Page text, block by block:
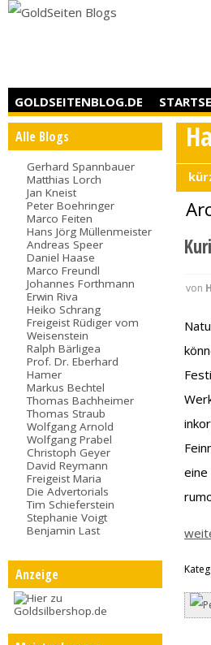
GOLDSEITENBLOG.DE
Alle Blogs
Gerhard Spannbauer
Matthias Lorch
Jan Kneist
Peter Boehringer
Marco Feiten
Hans Jörg Müllenmeister
Andreas Speer
Daniel Haase
Marco Freundl
Johannes Forthmann
Erwin Riva
Heiko Schrang
Freigeist Rüdiger vom
Weisenstein
Ralph Bärligea
Prof. Dr. Eberhard
Hamer
Markus Bechtel
Thomas Bachheimer
Thomas Straub
Wolfgang Arnold
Wolfgang Prabel
Christoph Geyer
David Reymann
Freigeist Maria
Die Advertorials
Tim Schieferstein
Stephanie Voigt
Benjamin Last
Anzeige
von
eine